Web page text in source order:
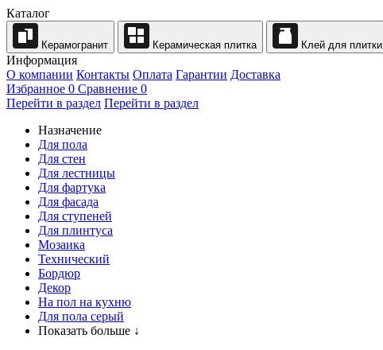
Каталог
Керамогранит Керамическая плитка Клей для плитки
Информация
О компании Контакты Оплата Гарантии Доставка
Избранное 0 Сравнение 0
Перейти в раздел Перейти в раздел
Назначение
Для пола
Для стен
Для лестницы
Для фартука
Для фасада
Для ступеней
Для плинтуса
Мозаика
Технический
Бордюр
Декор
На пол на кухню
Для пола серый
Показать больше ↓